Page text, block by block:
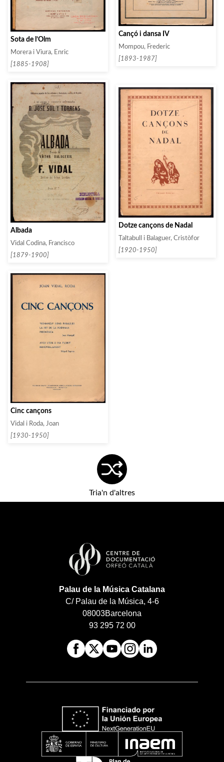
Sota de l’Olm
Morera i Viura, Enric
[1885-1908]
Cançó i dansa IV
Mompou, Frederic
[1893-1987]
Albada
Vidal Codina, Francisco
[1879-1900]
Dotze cançons de Nadal
Taltabull i Balaguer, Cristòfor
[1920-1950]
Cinc cançons
Vidal i Roda, Joan
[1930-1950]
Tria'n d'altres
Palau de la Música Catalana
C/ Palau de la Música, 4-6
08003Barcelona
93 295 72 00